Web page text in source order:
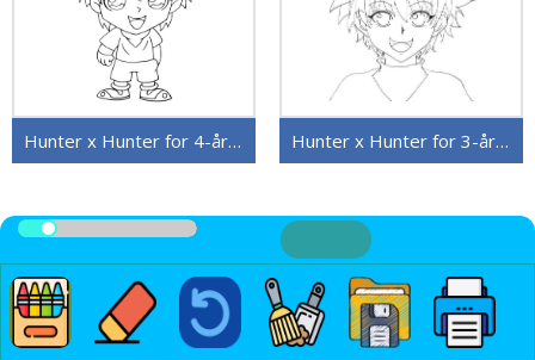
Hunter x Hunter for 4-åringer Hunter x Hunter for 3-åringer